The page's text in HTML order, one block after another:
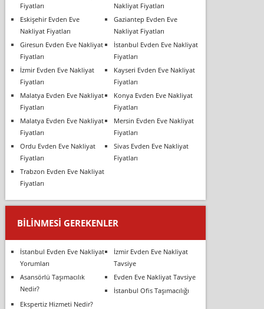
Fiyatları
Nakliyat Fiyatları
Eskişehir Evden Eve
Nakliyat Fiyatları
Gaziantep Evden Eve
Nakliyat Fiyatları
Giresun Evden Eve Nakliyat
Fiyatları
İstanbul Evden Eve Nakliyat
Fiyatları
İzmir Evden Eve Nakliyat
Fiyatları
Kayseri Evden Eve Nakliyat
Fiyatları
Malatya Evden Eve Nakliyat
Fiyatları
Konya Evden Eve Nakliyat
Fiyatları
Malatya Evden Eve Nakliyat
Fiyatları
Mersin Evden Eve Nakliyat
Fiyatları
Ordu Evden Eve Nakliyat
Fiyatları
Sivas Evden Eve Nakliyat
Fiyatları
Trabzon Evden Eve Nakliyat
Fiyatları
BILINMESI GEREKENLER
İstanbul Evden Eve Nakliyat
Yorumları
İzmir Evden Eve Nakliyat
Tavsiye
Asansörlü Taşımacılık
Nedir?
Evden Eve Nakliyat Tavsiye
İstanbul Ofis Taşımacılığı
Ekspertiz Hizmeti Nedir?